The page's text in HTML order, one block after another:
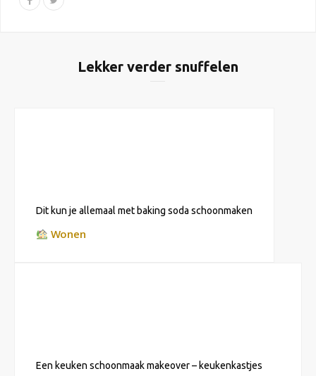
Lekker verder snuffelen
Dit kun je allemaal met baking soda schoonmaken
Wonen
Een keuken schoonmaak makeover – keukenkastjes